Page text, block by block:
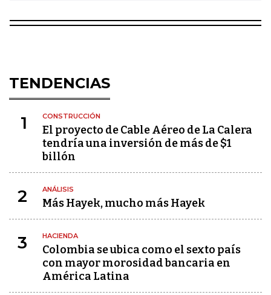
TENDENCIAS
1 CONSTRUCCIÓN
El proyecto de Cable Aéreo de La Calera
tendría una inversión de más de $1
billón
2 ANÁLISIS
Más Hayek, mucho más Hayek
3 HACIENDA
Colombia se ubica como el sexto país
con mayor morosidad bancaria en
América Latina